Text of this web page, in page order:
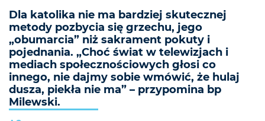
Dla katolika nie ma bardziej skutecznej
metody pozbycia się grzechu, jego
„obumarcia” niż sakrament pokuty i
pojednania. „Choć świat w telewizjach i
mediach społecznościowych głosi co
innego, nie dajmy sobie wmówić, że hulaj
dusza, piekła nie ma” – przypomina bp
Milewski.